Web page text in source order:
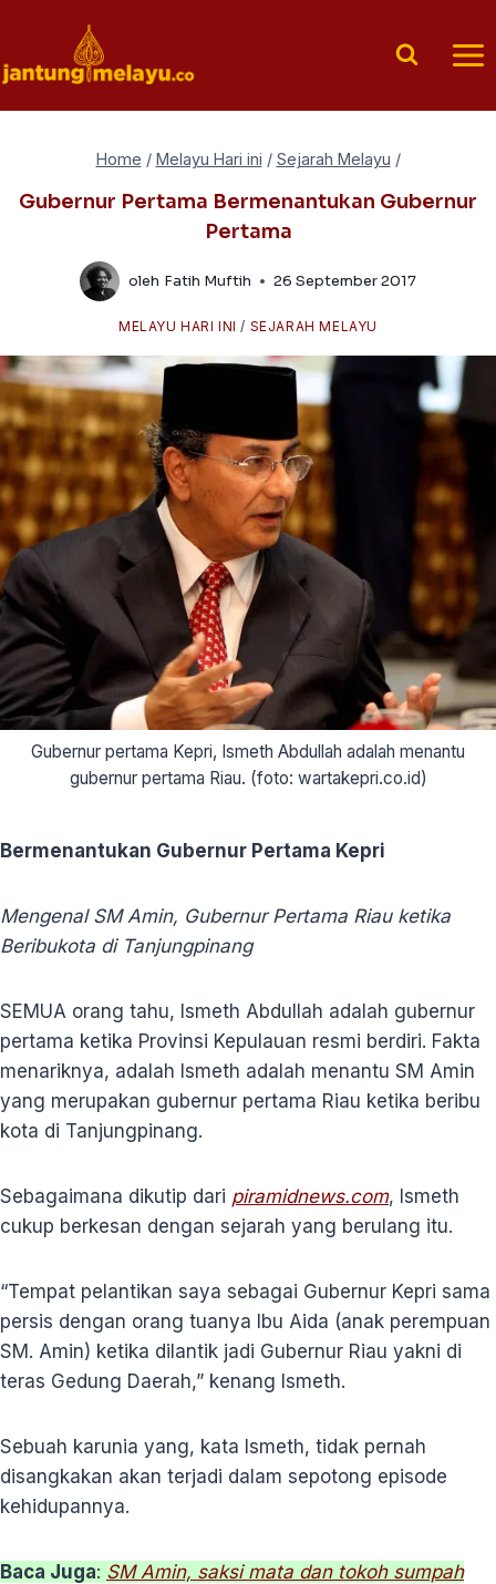
content
Home / Melayu Hari ini / Sejarah Melayu /
Gubernur Pertama Bermenantukan Gubernur
Pertama
oleh Fatih Muftih 26 September 2017
MELAYU HARI INI / SEJARAH MELAYU
Gubernur pertama Kepri, Ismeth Abdullah adalah menantu
gubernur pertama Riau. (foto: wartakepri.co.id)
Bermenantukan Gubernur Pertama Kepri
Mengenal SM Amin, Gubernur Pertama Riau ketika
Beribukota di Tanjungpinang
SEMUA orang tahu, Ismeth Abdullah adalah gubernur
pertama ketika Provinsi Kepulauan resmi berdiri. Fakta
menariknya, adalah Ismeth adalah menantu SM Amin
yang merupakan gubernur pertama Riau ketika beribu
kota di Tanjungpinang.
Sebagaimana dikutip dari piramidnews.com, Ismeth
cukup berkesan dengan sejarah yang berulang itu.
“Tempat pelantikan saya sebagai Gubernur Kepri sama
persis dengan orang tuanya Ibu Aida (anak perempuan
SM. Amin) ketika dilantik jadi Gubernur Riau yakni di
teras Gedung Daerah,” kenang Ismeth.
Sebuah karunia yang, kata Ismeth, tidak pernah
disangkakan akan terjadi dalam sepotong episode
kehidupannya.
Baca Juga: SM Amin, saksi mata dan tokoh sumpah